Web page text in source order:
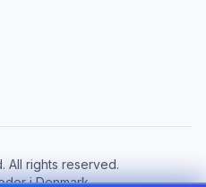
All rights reserved.
i Denmark